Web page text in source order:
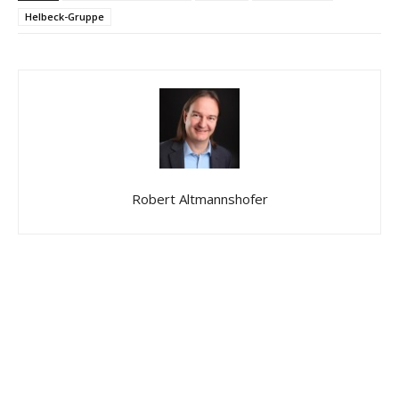
Helbeck-Gruppe
Robert Altmannshofer